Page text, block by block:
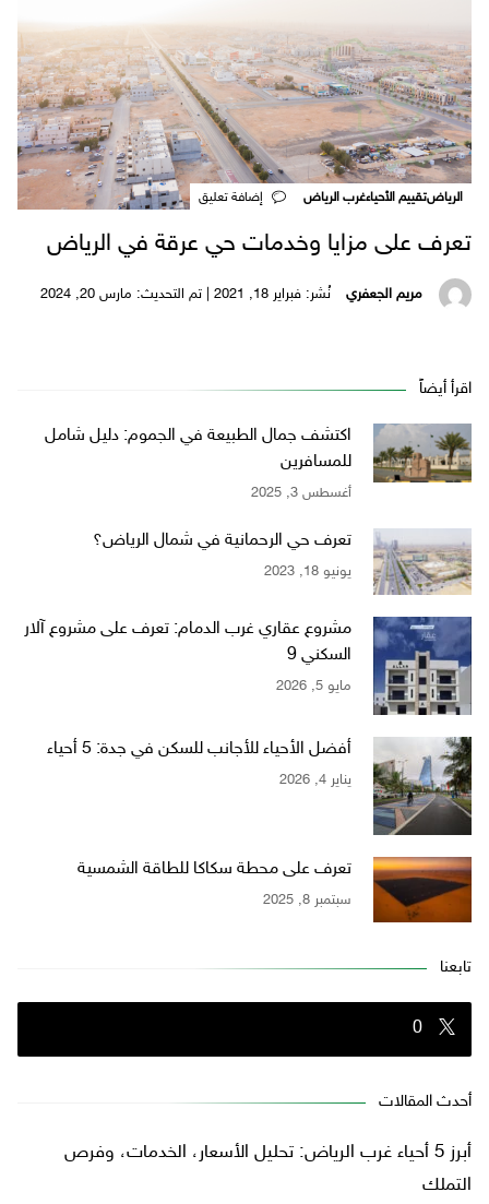
الرياضتقييم الأحياءغرب الرياض
تعرف على مزايا وخدمات حي عرقة في الرياض
مريم الجعفري نُشر: فبراير 18, 2021 | تم التحديث: مارس 20, 2024
اقرأ أيضاً
اكتشف جمال الطبيعة في الجموم: دليل شامل
للمسافرين
أغسطس 3, 2025
تعرف حي الرحمانية في شمال الرياض؟
يونيو 18, 2023
مشروع عقاري غرب الدمام: تعرف على مشروع آلار
السكني 9
مايو 5, 2026
أفضل الأحياء للأجانب للسكن في جدة: 5 أحياء
يناير 4, 2026
تعرف على محطة سكاكا للطاقة الشمسية
سبتمبر 8, 2025
تابعنا
0
أحدث المقالات
أبرز 5 أحياء غرب الرياض: تحليل الأسعار، الخدمات، وفرص
التملك